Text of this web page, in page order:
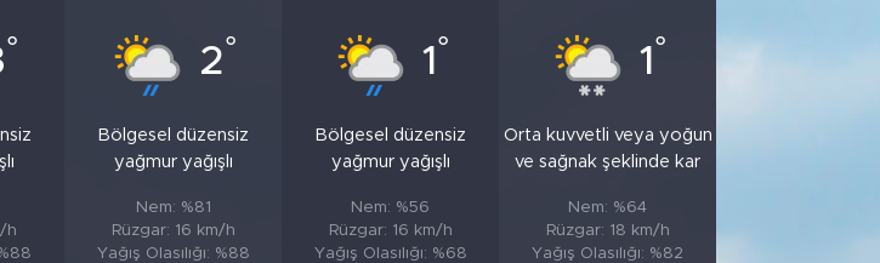
°
h
2°
Bölgesel düzensiz
yağmur yağışlı
Nem: %81
Rüzgar: 16 km/h
Yağış Olasılığı: %88
1 °
Bölgesel düzensiz
yağmur yağışlı
Nem: %56
Rüzgar: 16 km/h
Yağış Olasılığı: %68
1 °
Orta kuvvetli veya yoğun
ve sağnak şeklinde kar
Nem: %64
Rüzgar: 18 km/h
Yağış Olasılığı: %82